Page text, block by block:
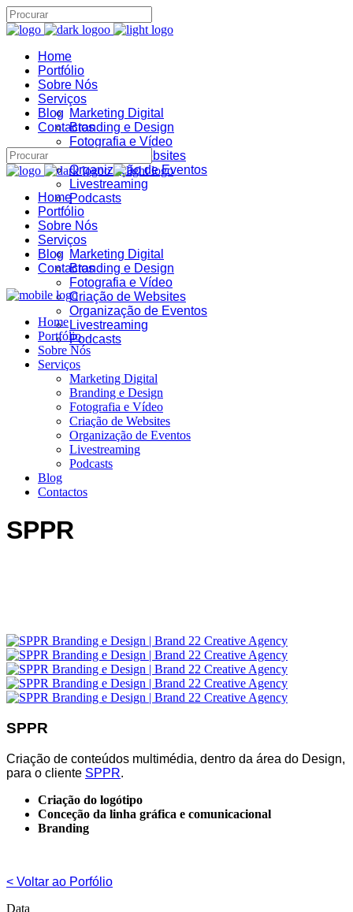
Home
Portfólio
Sobre Nós
Serviços
Marketing Digital
Branding e Design
Fotografia e Vídeo
Criação de Websites
Organização de Eventos
Livestreaming
Podcasts
Blog
Contactos
Home
Portfólio
Sobre Nós
Serviços
Marketing Digital
Branding e Design
Fotografia e Vídeo
Criação de Websites
Organização de Eventos
Livestreaming
Podcasts
Blog
Contactos
Home
Portfólio
Sobre Nós
Serviços
Marketing Digital
Branding e Design
Fotografia e Vídeo
Criação de Websites
Organização de Eventos
Livestreaming
Podcasts
Blog
Contactos
SPPR
SPPR
Criação de conteúdos multimédia, dentro da área do Design,
para o cliente SPPR.
Criação do logótipo
Conceção da linha gráfica e comunicacional
Branding
< Voltar ao Porfólio
Data
B22
Assistente IA · Brand22
Online
06:40